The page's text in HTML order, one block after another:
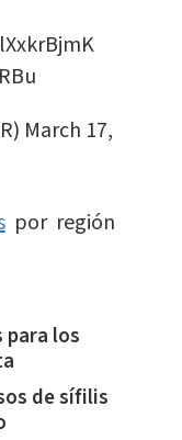
March 17,
por región
para los
de sífilis